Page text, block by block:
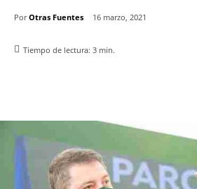
Por Otras Fuentes 16 marzo, 2021
Tiempo de lectura: 3 min.